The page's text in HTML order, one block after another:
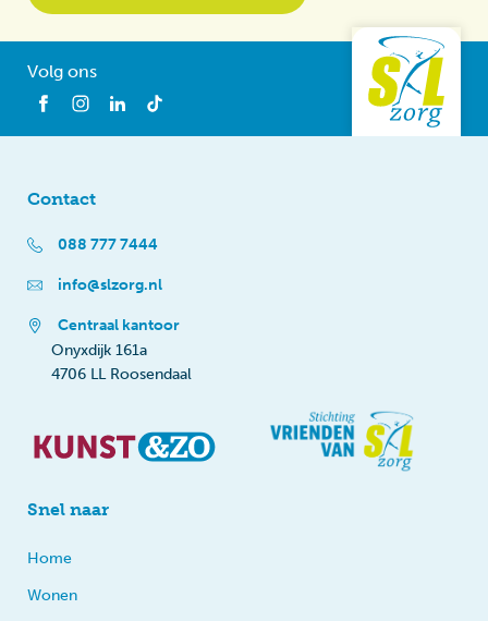
Volg ons
Contact
088 777 7444
info@slzorg.nl
Centraal kantoor
Onyxdijk 161a
4706 LL Roosendaal
Snel naar
Home
Wonen